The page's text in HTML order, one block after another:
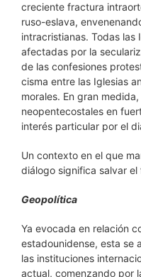
creciente fractura
ruso-eslava,
intracristianas. Todas las
afectadas por la
de las confesiones
cisma entre las Iglesias
morales. En gran
neopentecostales en
interés particular por el
Un contexto en el que
diálogo significa salvar
Geopolítica
Ya evocada en relación
estadounidense, esta se
las instituciones
actual, comenzando por